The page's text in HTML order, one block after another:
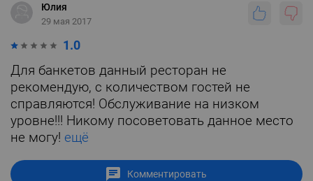
Юлия
29 мая 2017
1.0
Для банкетов данный ресторан не
рекомендую, с количеством гостей не
справляются! Обслуживание на низком
уровне!!! Никому посоветовать данное место
не могу! ещё
Комментировать